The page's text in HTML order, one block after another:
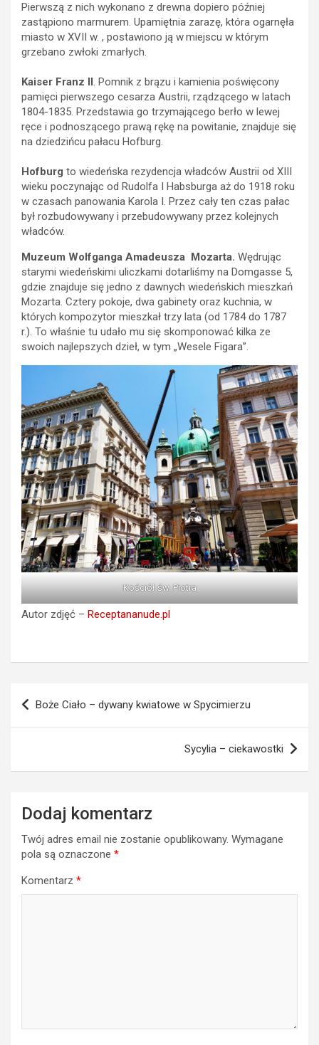
Pierwszą z nich wykonano z drewna dopiero później
zastąpiono marmurem. Upamiętnia zarazę, która ogarnęła
miasto w XVII w. , postawiono ją wmiejscu w którym
grzebano zwłoki zmarłych.
Kaiser Franz II. Pomnik z brązu i kamienia poświęcony
pamięci pierwszego cesarza Austrii, rządzącego w latach
1804-1835. Przedstawia go trzymającego berło w lewej
ręce i podnoszącego prawą rękę na powitanie, znajduje się
na dziedzińcu pałacu Hofburg.
Hofburg to wiedeńska rezydencja władców Austrii od XIII
wieku poczynając od Rudolfa I Habsburga aż do 1918 roku
w czasach panowania Karola I. Przez cały ten czas pałac
był rozbudowywany i przebudowywany przez kolejnych
władców.
Muzeum Wolfganga Amadeusza Mozarta. Wędrując
starymi wiedeńskimi uliczkami dotarliśmy na Domgasse 5,
gdzie znajduje się jedno z dawnych wiedeńskich mieszkań
Mozarta. Cztery pokoje, dwa gabinety oraz kuchnia, w
których kompozytor mieszkał trzy lata (od 1784 do 1787
r.). To właśnie tu udało mu się skomponować kilka ze
swoich najlepszych dzieł, w tym „Wesele Figara”.
Kościół św. Piotra
Autor zdjęć – Receptananude.pl
Nawigacja
wpisu
Boże Ciało – dywany kwiatowe w Spycimierzu
Sycylia – ciekawostki
Dodaj komentarz
Twój adres email nie zostanie opublikowany. Wymagane
pola są oznaczone *
Komentarz *